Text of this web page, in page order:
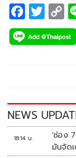
F
ac
e
k
T
wi
tt
C
o
p
k
NEWS
18:14 น.
'ช่อง
มันจัด